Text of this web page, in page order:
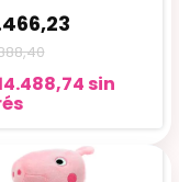
sin